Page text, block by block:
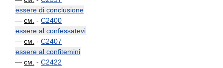
essere di conclusione
— см. - C2400
essere al confessatevi
— см. - C2407
essere al confitemini
— см. - C2422